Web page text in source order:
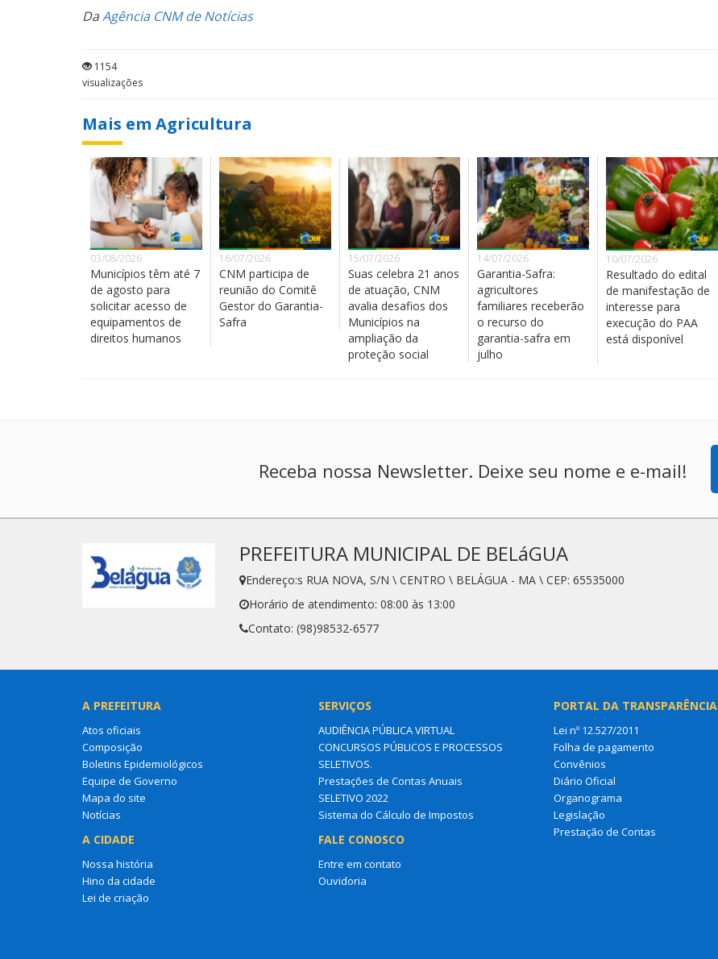
DaAgência CNM de Notícias
1154
visualizações
Mais em Agricultura
03/08/2026
Municípios têm até 7
de agosto para
solicitar acesso de
equipamentos de
direitos humanos
16/07/2026
CNM participa de
reunião do Comitê
Gestor do Garantia-
Safra
15/07/2026
Suas celebra 21 anos
de atuação, CNM
avalia desafios dos
Municípios na
ampliação da
proteção social
14/07/2026
Garantia-Safra:
agricultores
familiares receberão
o recurso do
garantia-safra em
julho
10/07/2026
Resultado do edital
de manifestação de
interesse para
execução do PAA
está disponível
Receba nossa Newsletter. Deixe seu nome e e-mail!
PREFEITURA MUNICIPAL DE BELáGUA
Endereço:s RUA NOVA, S/N \ CENTRO \ BELÁGUA - MA \ CEP: 65535000
Horário de atendimento: 08:00 às 13:00
Contato: (98)98532-6577
A PREFEITURA
Atos oficiais
Composição
Boletins Epidemiológicos
Equipe de Governo
Mapa do site
Notícias
A CIDADE
Nossa história
Hino da cidade
Lei de criação
SERVIÇOS
AUDIÊNCIA PÚBLICA VIRTUAL
CONCURSOS PÚBLICOS E PROCESSOS
SELETIVOS.
Prestações de Contas Anuais
SELETIVO 2022
Sistema do Cálculo de Impostos
FALE CONOSCO
Entre em contato
Ouvidoria
PORTAL DA TRANSPARÊNCIA
Lei nº 12.527/2011
Folha de pagamento
Convênios
Diário Oficial
Organograma
Legislação
Prestação de Contas